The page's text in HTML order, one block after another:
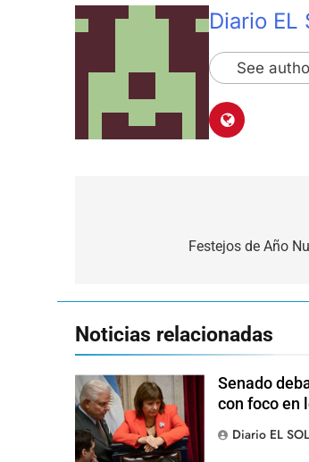
Diario EL
See
Festejos de Año
Noticias relacionadas
Senado
con foco en
Diario EL SOL